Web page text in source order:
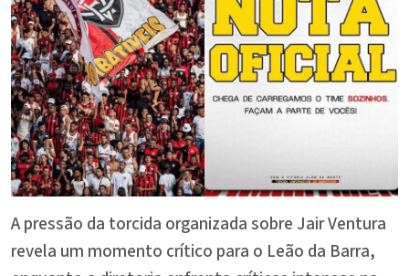
A pressão da torcida organizada sobre Jair Ventura
revela um momento crítico para o Leão da Barra,